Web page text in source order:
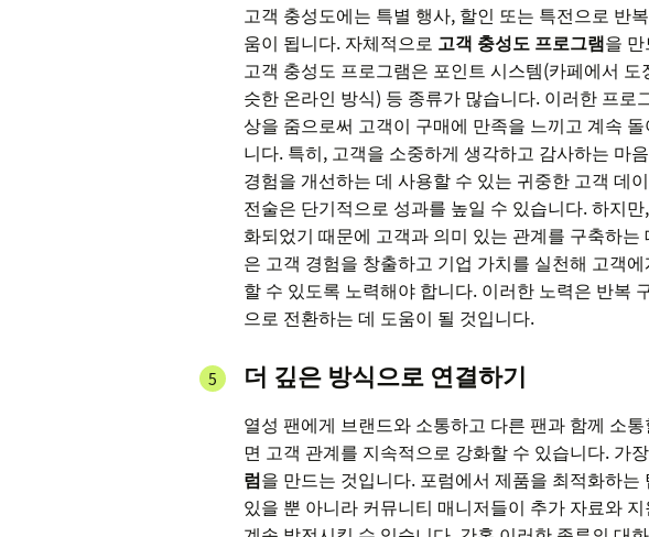
고객 충성도에는 특별 행사, 할인 또는 특전으로 반
움이 됩니다. 자체적으로 고객 충성도 프로그램을
고객 충성도 프로그램은 포인트 시스템(카페에서
슷한 온라인 방식) 등 종류가 많습니다. 이러한 프로
상을 줌으로써 고객이 구매에 만족을 느끼고 계속
니다. 특히, 고객을 소중하게 생각하고 감사하는 마
경험을 개선하는 데 사용할 수 있는 귀중한 고객 데
전술은 단기적으로 성과를 높일 수 있습니다. 하지
화되었기 때문에 고객과 의미 있는 관계를 구축하
은 고객 경험을 창출하고 기업 가치를 실천해 고객
할 수 있도록 노력해야 합니다. 이러한 노력은 반복
으로 전환하는 데 도움이 될 것입니다.
더 깊은 방식으로 연결하기
열성 팬에게 브랜드와 소통하고 다른 팬과 함께 소
면 고객 관계를 지속적으로 강화할 수 있습니다. 가
럼을 만드는 것입니다. 포럼에서 제품을 최적화하
있을 뿐 아니라 커뮤니티 매니저들이 추가 자료와